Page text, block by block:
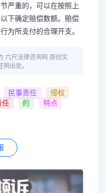
严重的，可以在按照上
下确定赔偿数额。赔偿
为所支付的合理开支。
六尺法律咨询网 原创文
出处。
民事责任
侵权
任 的
特点